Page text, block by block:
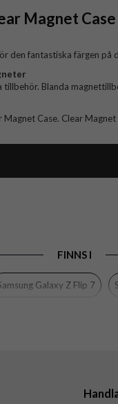
Magnet Case
den fantastiska färgen på
tillbehör. Blanda
Magnet Case. Clear
FINNS I
Galaxy Z Flip 7